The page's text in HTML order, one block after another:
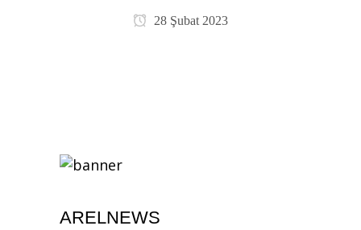
28 Şubat 2023
ARELNEWS